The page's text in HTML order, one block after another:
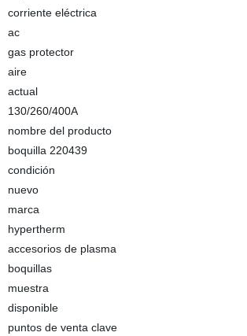
corriente eléctrica
ac
gas protector
aire
actual
130/260/400A
nombre del producto
boquilla 220439
condición
nuevo
marca
hypertherm
accesorios de plasma
boquillas
muestra
disponible
puntos de venta clave